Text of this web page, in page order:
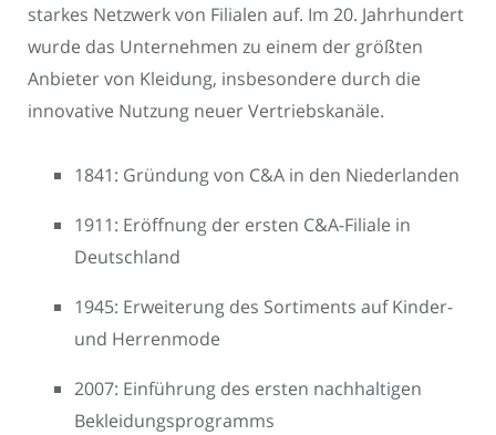
starkes Netzwerk von Filialen auf. Im 20. Jahrhundert
wurde das Unternehmen zu einem der größten
Anbieter von Kleidung, insbesondere durch die
innovative Nutzung neuer Vertriebskanäle.
1841: Gründung von C&A in den Niederlanden
1911: Eröffnung der ersten C&A-Filiale in
Deutschland
1945: Erweiterung des Sortiments auf Kinder-
und Herrenmode
2007: Einführung des ersten nachhaltigen
Bekleidungsprogramms